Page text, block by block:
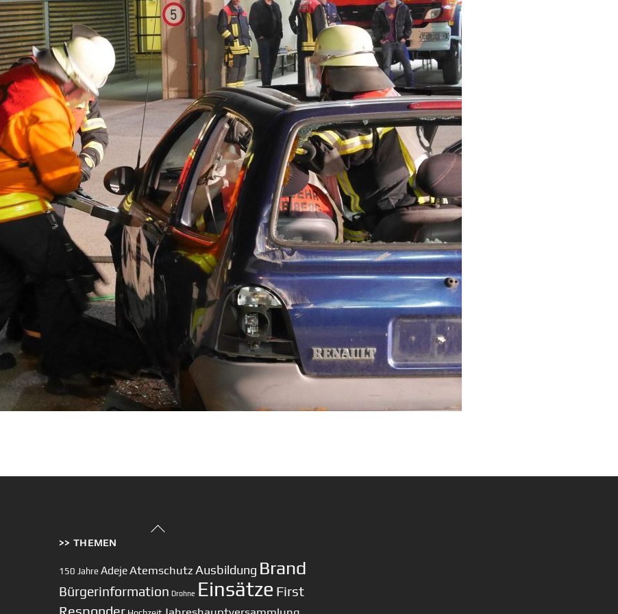
Back
>> THEMEN
150 Jahre AdejeAtemschutz Ausbildung Brand
Bürgerinformation Drohne Einsätze First
Responder